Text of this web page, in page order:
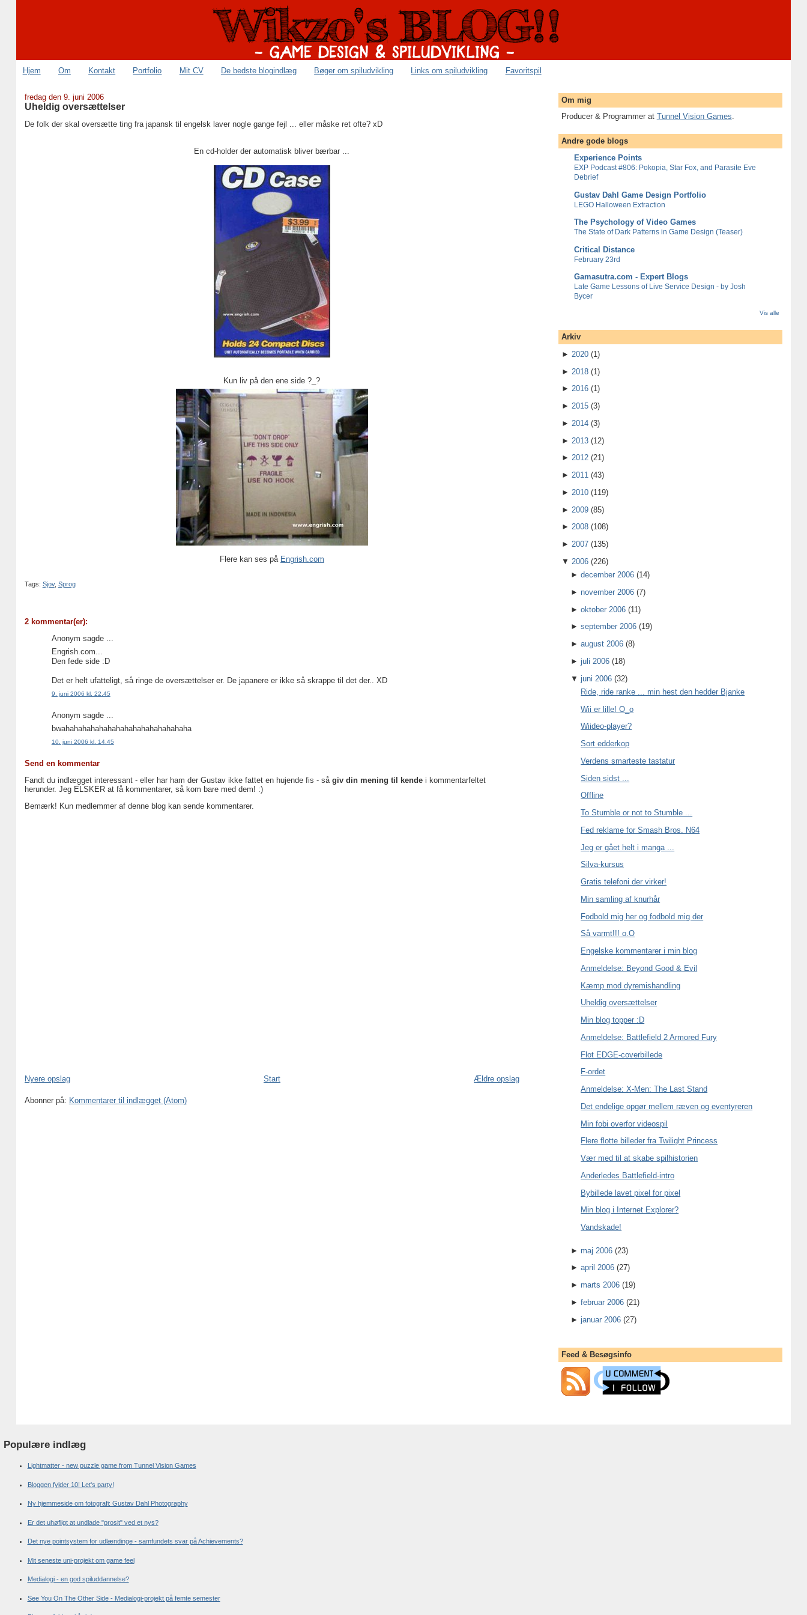
Hjem Om Kontakt Portfolio Mit CV De bedste blogindlæg Bøger om spiludvikling Links om spiludvikling Favoritspil
fredag den 9. juni 2006
Uheldig oversættelser
De folk der skal oversætte ting fra japansk til engelsk laver nogle gange fejl ... eller måske ret ofte? xD
En cd-holder der automatisk bliver bærbar ...
Kun liv på den ene side ?_?
Flere kan ses på Engrish.com
Tags: Sjov, Sprog
2 kommentar(er):
Anonym sagde ...
Engrish.com...
Den fede side :D
Det er helt ufatteligt, så ringe de oversættelser er. De japanere er ikke så skrappe til det der.. XD
9. juni 2006 kl. 22.45
Anonym sagde ...
bwahahahahahahahahahahahahahahaha
10. juni 2006 kl. 14.45
Send en kommentar
Fandt du indlægget interessant - eller har ham der Gustav ikke fattet en hujende fis - så giv din mening til kendei kommentarfeltet
herunder. Jeg ELSKER at få kommentarer, så kom bare med dem! :)
Bemærk! Kun medlemmer af denne blog kan sende kommentarer.
Nyere opslag Ældre opslag
Start
Abonner på: Kommentarer til indlægget (Atom)
Om mig
Producer & Programmer at Tunnel Vision Games
Andre gode blogs
Experience Points
EXP Podcast #806: Pokopia, Star Fox, and Parasite Eve
Debrief
Gustav Dahl Game Design Portfolio
LEGO Halloween Extraction
The Psychology of Video Games
The State of Dark Patterns in Game Design (Teaser)
Critical Distance
February 23rd
Gamasutra.com - Expert Blogs
Late Game Lessons of Live Service Design - by Josh
Bycer
Vis alle
Arkiv
► 2020 (1)
► 2018 (1)
► 2016 (1)
► 2015 (3)
► 2014 (3)
► 2013 (12)
► 2012 (21)
► 2011 (43)
► 2010 (119)
► 2009 (85)
► 2008 (108)
► 2007 (135)
▼ 2006 (226)
►december 2006 (14)
►november 2006 (7)
►oktober 2006 (11)
►september 2006 (19)
►august 2006 (8)
►juli 2006 (18)
▼juni 2006 (32)
Ride, ride ranke ... min hest den hedder Bjanke
Wii er lille! O_o
Wiideo-player?
Sort edderkop
Verdens smarteste tastatur
Siden sidst ...
Offline
To Stumble or not to Stumble ...
Fed reklame for Smash Bros. N64
Jeg er gået helt i manga ...
Silva-kursus
Gratis telefoni der virker!
Min samling af knurhår
Fodbold mig her og fodbold mig der
Så varmt!!! o.O
Engelske kommentarer i min blog
Anmeldelse: Beyond Good & Evil
Kæmp mod dyremishandling
Uheldig oversættelser
Min blog topper :D
Anmeldelse: Battlefield 2 Armored Fury
Flot EDGE-coverbillede
F-ordet
Anmeldelse: X-Men: The Last Stand
Det endelige opgør mellem ræven og eventyreren
Min fobi overfor videospil
Flere flotte billeder fra Twilight Princess
Vær med til at skabe spilhistorien
Anderledes Battlefield-intro
Bybillede lavet pixel for pixel
Min blog i Internet Explorer?
Vandskade!
►maj 2006 (23)
►april 2006 (27)
►marts 2006 (19)
►februar 2006 (21)
►januar 2006 (27)
Feed & Besøgsinfo
Populære indlæg
Lightmatter - new puzzle game from Tunnel Vision Games
Bloggen fylder 10! Let's party!
Ny hjemmeside om fotografi: Gustav Dahl Photography
Er det uhøfligt at undlade "prosit" ved et nys?
Det nye pointsystem for udlændinge - samfundets svar på Achievements?
Mit seneste uni-projekt om game feel
Medialogi - en god spiluddannelse?
See You On The Other Side - Medialogi-projekt på femte semester